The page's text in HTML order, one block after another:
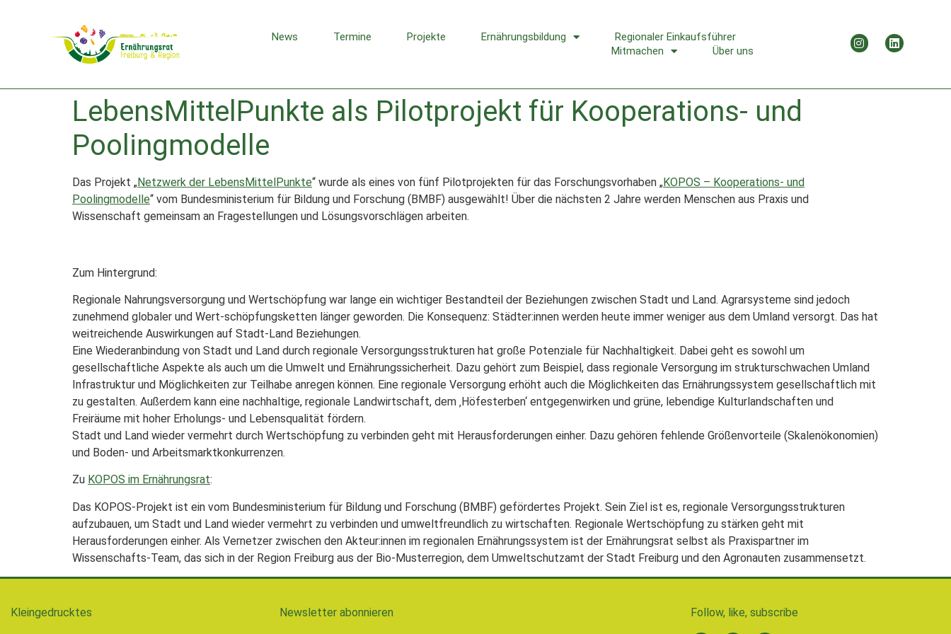
News Termine Projekte Ernährungsbildung
Regionaler Einkaufsführer
Mitmachen
Über uns
LebensMittelPunkte als Pilotprojekt für Kooperations- und
Poolingmodelle
Das Projekt „Netzwerk der LebensMittelPunkte“ wurde als eines von fünf Pilotprojekten für das Forschungsvorhaben „KOPOS – Kooperations- und
Poolingmodelle“ vom Bundesministerium für Bildung und Forschung (BMBF) ausgewählt! Über die nächsten 2 Jahre werden Menschen aus Praxis und
Wissenschaft gemeinsam an Fragestellungen und Lösungsvorschlägen arbeiten.
Zum Hintergrund:
Regionale Nahrungsversorgung und Wertschöpfung war lange ein wichtiger Bestandteil der Beziehungen zwischen Stadt und Land. Agrarsysteme sind jedoch
zunehmend globaler und Wert-schöpfungsketten länger geworden. Die Konsequenz: Städter:innen werden heute immer weniger aus dem Umland versorgt. Das hat
weitreichende Auswirkungen auf Stadt-Land Beziehungen.
Eine Wiederanbindung von Stadt und Land durch regionale Versorgungsstrukturen hat große Potenziale für Nachhaltigkeit. Dabei geht es sowohl um
gesellschaftliche Aspekte als auch um die Umwelt und Ernährungssicherheit. Dazu gehört zum Beispiel, dass regionale Versorgung im strukturschwachen Umland
Infrastruktur und Möglichkeiten zur Teilhabe anregen können. Eine regionale Versorgung erhöht auch die Möglichkeiten das Ernährungssystem gesellschaftlich mit
zu gestalten. Außerdem kann eine nachhaltige, regionale Landwirtschaft, dem ‚Höfesterben‘ entgegenwirken und grüne, lebendige Kulturlandschaften und
Freiräume mit hoher Erholungs- und Lebensqualität fördern.
Stadt und Land wieder vermehrt durch Wertschöpfung zu verbinden geht mit Herausforderungen einher. Dazu gehören fehlende Größenvorteile (Skalenökonomien)
und Boden- und Arbeitsmarktkonkurrenzen.
Zu KOPOS im Ernährungsrat:
Das KOPOS-Projekt ist ein vom Bundesministerium für Bildung und Forschung (BMBF) gefördertes Projekt. Sein Ziel ist es, regionale Versorgungsstrukturen
aufzubauen, um Stadt und Land wieder vermehrt zu verbinden und umweltfreundlich zu wirtschaften. Regionale Wertschöpfung zu stärken geht mit
Herausforderungen einher. Als Vernetzer zwischen den Akteur:innen im regionalen Ernährungssystem ist der Ernährungsrat selbst als Praxispartner im
Wissenschafts-Team, das sich in der Region Freiburg aus der Bio-Musterregion, dem Umweltschutzamt der Stadt Freiburg und den Agronauten zusammensetzt.
Kleingedrucktes Newsletter abonnieren Follow, like, subscribe